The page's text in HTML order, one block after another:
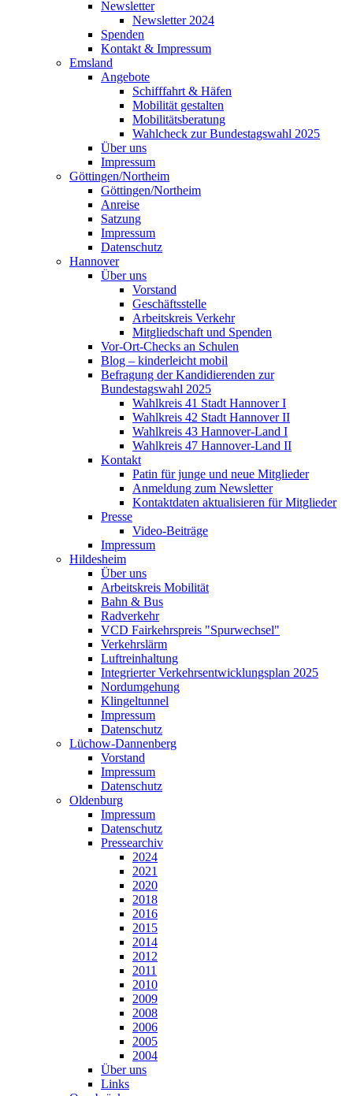
Newsletter
Newsletter 2024
Spenden
Kontakt & Impressum
Emsland
Angebote
Schifffahrt & Häfen
Mobilität gestalten
Mobilitätsberatung
Wahlcheck zur Bundestagswahl 2025
Über uns
Impressum
Göttingen/Northeim
Göttingen/Northeim
Anreise
Satzung
Impressum
Datenschutz
Hannover
Über uns
Vorstand
Geschäftsstelle
Arbeitskreis Verkehr
Mitgliedschaft und Spenden
Vor-Ort-Checks an Schulen
Blog – kinderleicht mobil
Befragung der Kandidierenden zur
Bundestagswahl 2025
Wahlkreis 41 Stadt Hannover I
Wahlkreis 42 Stadt Hannover II
Wahlkreis 43 Hannover-Land I
Wahlkreis 47 Hannover-Land II
Kontakt
Patin für junge und neue Mitglieder
Anmeldung zum Newsletter
Kontaktdaten aktualisieren für Mitglieder
Presse
Video-Beiträge
Impressum
Hildesheim
Über uns
Arbeitskreis Mobilität
Bahn & Bus
Radverkehr
VCD Fairkehrspreis "Spurwechsel"
Verkehrslärm
Luftreinhaltung
Integrierter Verkehrsentwicklungsplan 2025
Nordumgehung
Klingeltunnel
Impressum
Datenschutz
Lüchow-Dannenberg
Vorstand
Impressum
Datenschutz
Oldenburg
Impressum
Datenschutz
Pressearchiv
2024
2021
2020
2018
2016
2015
2014
2012
2011
2010
2009
2008
2006
2005
2004
Über uns
Links